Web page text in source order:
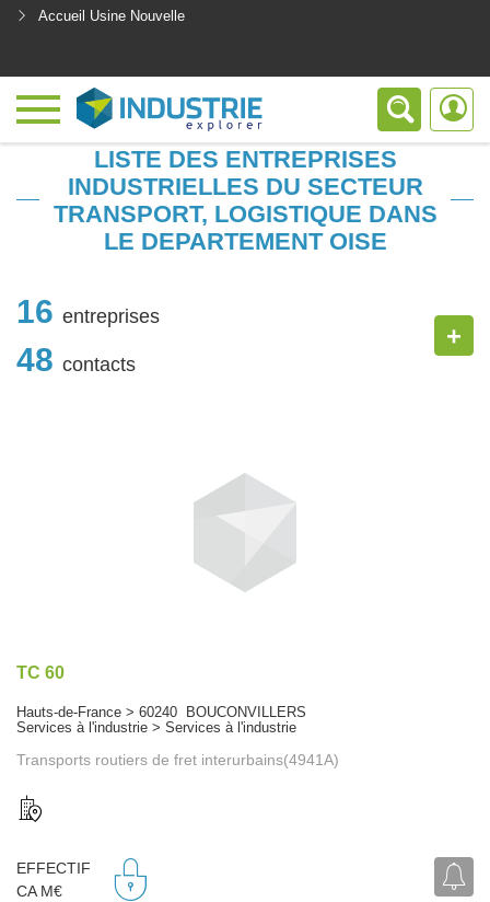
Accueil Usine Nouvelle
LISTE DES ENTREPRISES
INDUSTRIELLES DU SECTEUR
TRANSPORT, LOGISTIQUE DANS
LE DEPARTEMENT OISE
16 entreprises
48 contacts
+
TC 60
Hauts-de-France > 60240 BOUCONVILLERS
Services à l'industrie > Services à l'industrie
Transports routiers de fret interurbains(4941A)
EFFECTIF
CA M€